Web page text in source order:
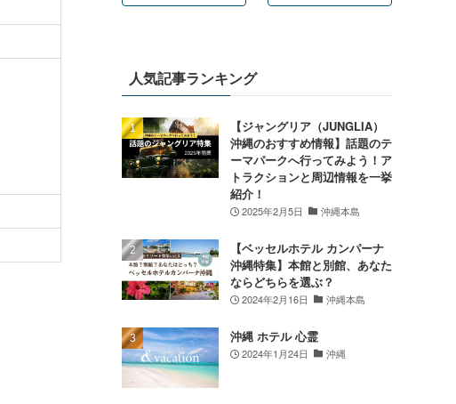
人気記事ランキング
【ジャングリア（JUNGLIA）
沖縄のおすすめ情報】話題のテ
ーマパークへ行ってみよう！ア
トラクションと周辺情報を一挙
紹介！
2025年2月5日 沖縄本島
【ベッセルホテル カンパーナ
沖縄特集】本館と別館、あなた
ならどちらを選ぶ？
2024年2月16日 沖縄本島
沖縄 ホテル 心霊
2024年1月24日 沖縄